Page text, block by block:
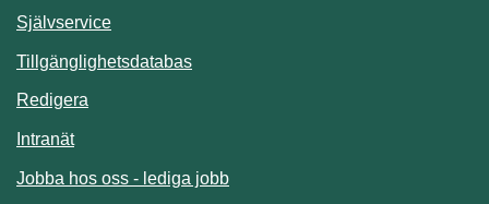
SjälvserviceLänk till annan webbplats.
TillgänglighetsdatabasLänk till annan webbplats.
Redigera
IntranätLänk till annan webbplats.
Jobba hos oss - lediga jobb